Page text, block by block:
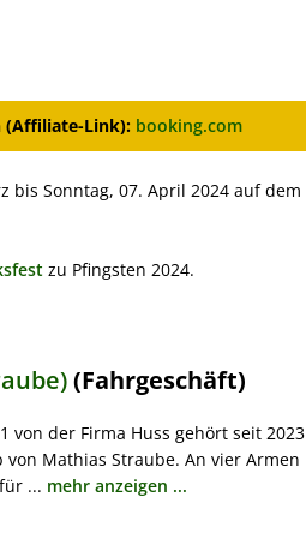
(Affiliate-Link): booking.com
bis Sonntag, 07. April 2024 auf dem
zu Pfingsten 2024.
(Fahrgeschäft)
von der Firma Huss gehört seit 2023
Mathias Straube. An vier Armen
... mehr anzeigen ...